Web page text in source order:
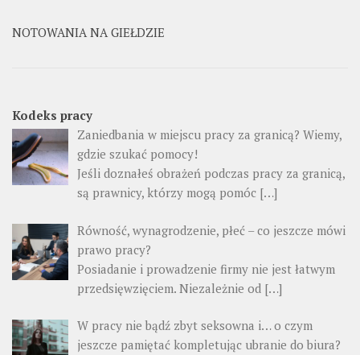
NOTOWANIA NA GIEŁDZIE
Kodeks pracy
Zaniedbania w miejscu pracy za granicą? Wiemy,
gdzie szukać pomocy!
Jeśli doznałeś obrażeń podczas pracy za granicą,
są prawnicy, którzy mogą pomóc […]
Równość, wynagrodzenie, płeć – co jeszcze mówi
prawo pracy?
Posiadanie i prowadzenie firmy nie jest łatwym
przedsięwzięciem. Niezależnie od […]
W pracy nie bądź zbyt seksowna i… o czym
jeszcze pamiętać kompletując ubranie do biura?